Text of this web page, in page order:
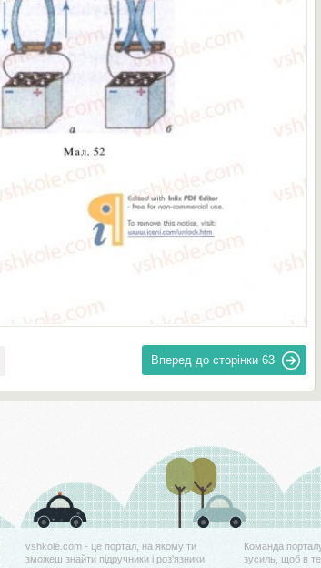
Вперед до сторінки 63
vshkole.com - це портал, на якому ти
зможеш знайти підручники і роз'язники
Команда
зусиль, щоб в